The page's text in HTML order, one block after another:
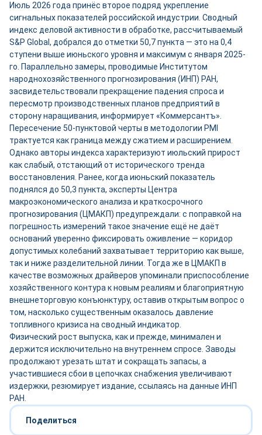
Июль 2026 года принёс второе подряд укрепление
сигнальных показателей российской индустрии. Сводный
индекс деловой активности в обработке, рассчитываемый
S&P Global, добрался до отметки 50,7 пункта — это на 0,4
ступени выше июньского уровня и максимум с января 2025-
го. Параллельно замеры, проводимые Институтом
народнохозяйственного прогнозирования (ИНП) РАН,
засвидетельствовали прекращение падения спроса и
пересмотр производственных планов предприятий в
сторону наращивания, информирует «Коммерсантъ».
Пересечение 50-пунктовой черты в методологии PMI
трактуется как граница между сжатием и расширением.
Однако авторы индекса характеризуют июльский прирост
как слабый, отстающий от исторического тренда
восстановления. Ранее, когда июньский показатель
поднялся до 50,3 пункта, эксперты Центра
макроэкономического анализа и краткосрочного
прогнозирования (ЦМАКП) предупреждали: с поправкой на
погрешность измерений такое значение ещё не даёт
оснований уверенно фиксировать оживление — коридор
допустимых колебаний захватывает территорию как выше,
так и ниже разделительной линии. Тогда же в ЦМАКП в
качестве возможных драйверов упоминали приспособление
хозяйственного контура к новым реалиям и благоприятную
внешнеторговую конъюнктуру, оставив открытым вопрос о
том, насколько существенным оказалось давление
топливного кризиса на сводный индикатор.
Физический рост выпуска, как и прежде, минимален и
держится исключительно на внутреннем спросе. Заводы
продолжают урезать штат и сокращать запасы, а
участившиеся сбои в цепочках снабжения увеличивают
издержки, резюмирует издание, ссылаясь на данные ИНП
РАН.
Поделиться